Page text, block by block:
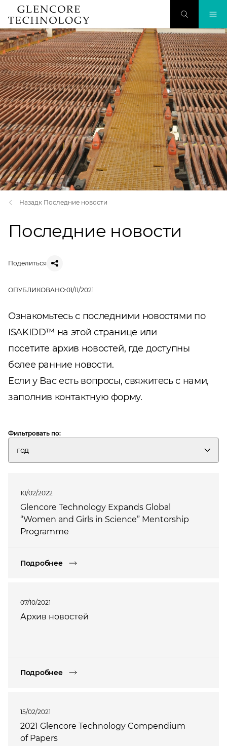
Назадк Последние новости
Последние новости
Поделиться
ОПУБЛИКОВАНО:01/11/2021
Ознакомьтесь с последними новостями по
ISAKIDD™ на этой странице или
посетите архив новостей, где доступны
более ранние новости.
Если у Вас есть вопросы, свяжитесь с нами,
заполнив контактную форму.
Фильтровать по:
год
10/02/2022
Glencore Technology Expands Global
“Women and Girls in Science” Mentorship
Programme
Подробнее
07/10/2021
Архив новостей
Подробнее
15/02/2021
2021 Glencore Technology Compendium
of Papers